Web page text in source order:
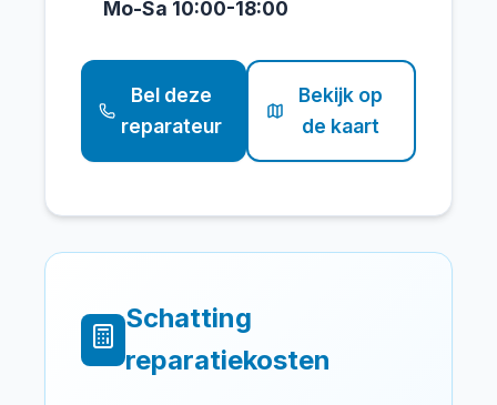
Mo-Sa 10:00-18:00
Bel deze
reparateur
Bekijk op
de kaart
Schatting
reparatiekosten